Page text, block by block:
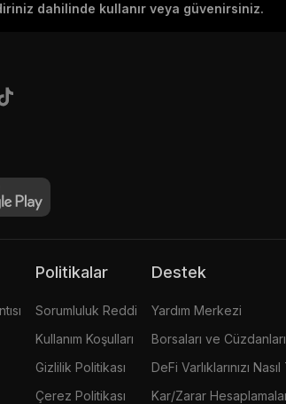
dahilinde kullanır veya güvenirsiniz.
Politikalar
Sorumluluk Reddi
Kullanım Koşulları
Gizlilik Politikası
Çerez Politikası
Destek
Yardım Merkezi
Borsaları ve
DeFi Varlıklarınızı
Kar/Zarar